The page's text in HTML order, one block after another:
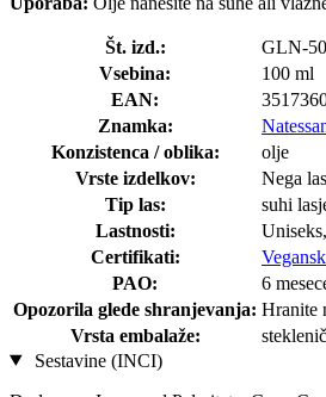
Št. izd.:
GLN-
Vsebina:
100 ml
EAN:
Znamka:
Konzistenca / oblika:
olje
Vrste izdelkov:
Nega las
Tip las:
suhi
Lastnosti:
Certifikati:
PAO:
6
Opozorila glede shranjevanja: Hranite
Vrsta embalaže:
Sestavine (INCI)